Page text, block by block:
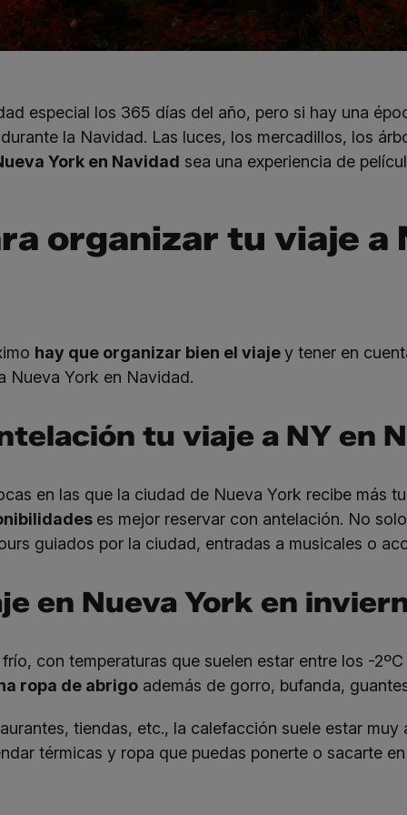
especial los 365 días del año, pero si hay una
la Navidad. Las luces, los mercadillos, los
York en Navidad sea una experiencia de
organizar tu viaje a
hay que organizar bien el viajey tener en
Nueva York en Navidad.
tu viaje a NY en
en las que la ciudad de Nueva York recibe más
es mejor reservar con antelación. No
guiados por la ciudad, entradas a musicales o
en Nueva York en
con temperaturas que suelen estar entre los -
ropa de abrigoademás de gorro, bufanda,
tiendas, etc., la calefacción suele estar
térmicas y ropa que puedas ponerte o sacarte